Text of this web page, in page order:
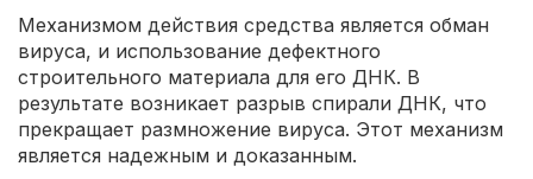
Механизмом действия средства является обман
вируса, и использование дефектного
строительного материала для его ДНК. В
результате возникает разрыв спирали ДНК, что
прекращает размножение вируса. Этот механизм
является надежным и доказанным.